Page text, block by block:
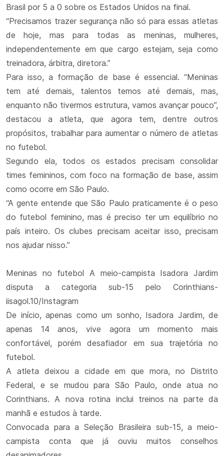
Brasil por 5 a 0 sobre os Estados Unidos na final.
“Precisamos trazer segurança não só para essas atletas
de hoje, mas para todas as meninas, mulheres,
independentemente em que cargo estejam, seja como
treinadora, árbitra, diretora.”
Para isso, a formação de base é essencial. “Meninas
tem até demais, talentos temos até demais, mas,
enquanto não tivermos estrutura, vamos avançar pouco”,
destacou a atleta, que agora tem, dentre outros
propósitos, trabalhar para aumentar o número de atletas
no futebol.
Segundo ela, todos os estados precisam consolidar
times femininos, com foco na formação de base, assim
como ocorre em São Paulo.
“A gente entende que São Paulo praticamente é o peso
do futebol feminino, mas é preciso ter um equilíbrio no
país inteiro. Os clubes precisam aceitar isso, precisam
nos ajudar nisso.”
Meninas no futebol A meio-campista Isadora Jardim
disputa a categoria sub-15 pelo Corinthians-
iisagol.10/Instagram
De início, apenas como um sonho, Isadora Jardim, de
apenas 14 anos, vive agora um momento mais
confortável, porém desafiador em sua trajetória no
futebol.
A atleta deixou a cidade em que mora, no Distrito
Federal, e se mudou para São Paulo, onde atua no
Corinthians. A nova rotina inclui treinos na parte da
manhã e estudos à tarde.
Convocada para a Seleção Brasileira sub-15, a meio-
campista conta que já ouviu muitos conselhos